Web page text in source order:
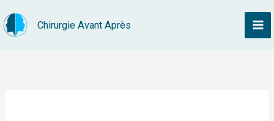
au
Chirurgie Avant Après